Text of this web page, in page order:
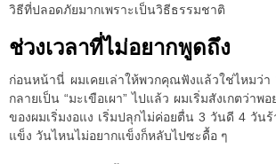
วิธีที่ปลอดภัยมากเพราะเป็นวิธีธรรมชาติ
ช่วงเวลาที่ไม่อยากพูดถึง
ก่อนหน้านี่ ผมเคยเล่าให้พวกคุณฟังแล้วใช่ไหมว่า
กลายเป็น “มะเขือเผา” ไปแล้ว ผมเริ่มสังเกตว่าพ
ของผมเริ่มงอแง เริ่มปลุกไม่ค่อยตื่น 3 วันดี 4 วัน
แข็ง วันไหนไม่อยากแข็งก็หลับไปซะดื้อ ๆ